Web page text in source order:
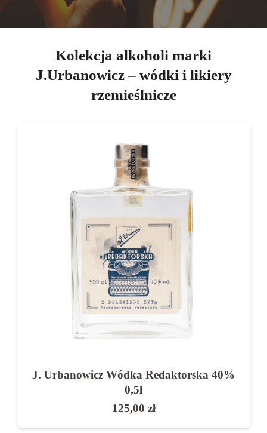
Kolekcja alkoholi marki
J.Urbanowicz – wódki i likiery
rzemieślnicze
J. Urbanowicz Wódka Redaktorska 40%
0,5l
125,00 zł